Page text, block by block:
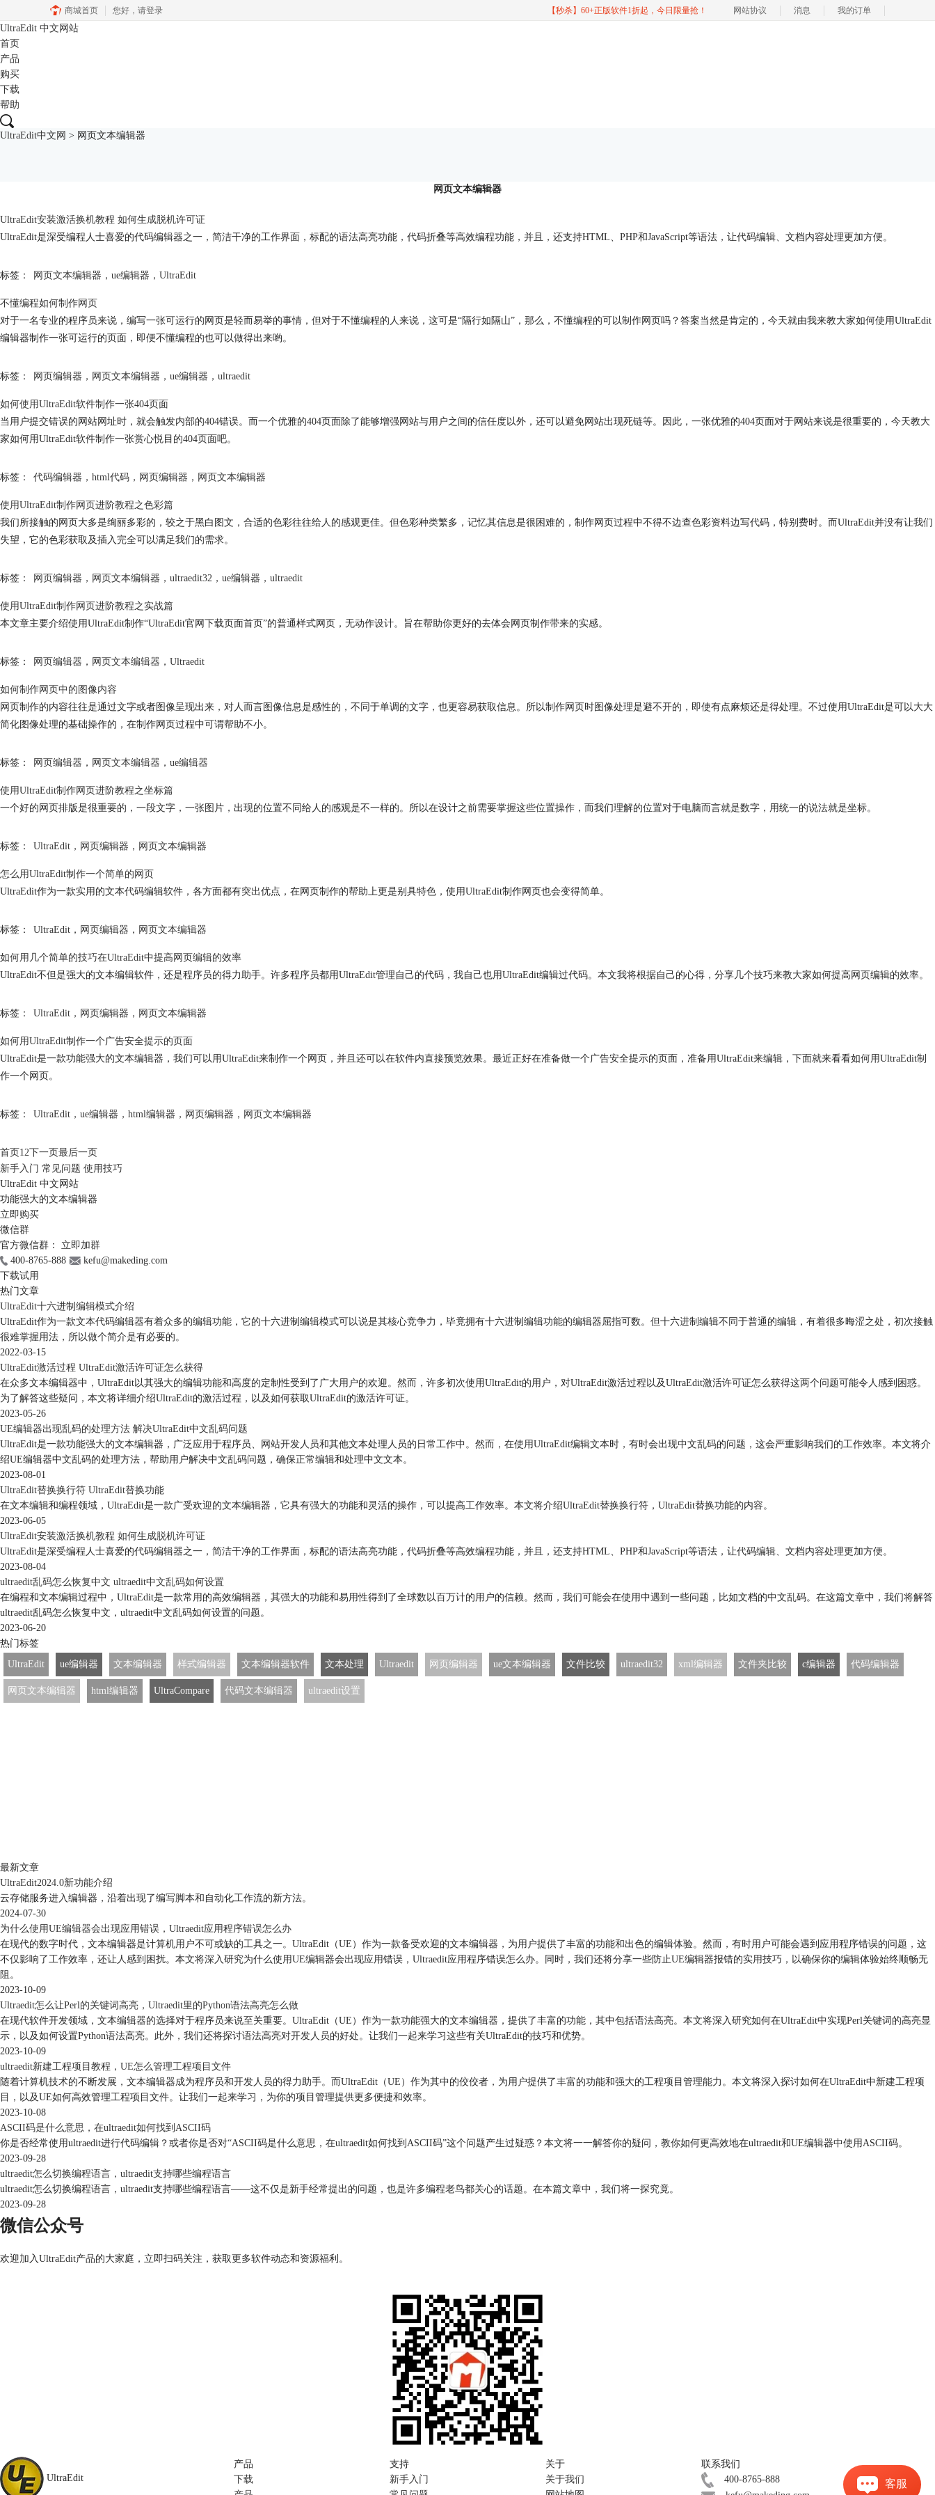
客服
商城首页 您好， 请登录 【秒杀】60+正版软件1折起，今日限量抢！ 网站协议 消息 我的订单
UltraEdit 中文网站
首页
产品
购买
下载
帮助
UltraEdit中文网 > 网页文本编辑器
网页文本编辑器
UltraEdit安装激活换机教程 如何生成脱机许可证
UltraEdit是深受编程人士喜爱的代码编辑器之一，简洁干净的工作界面，标配的语法高亮功能，代码折叠等高效编程功能，并且，还支持HTML、PHP和JavaScript等语法，让代码编辑、文档内容处理更加方便。
标签： 网页文本编辑器 ， ue编辑器 ， UltraEdit
不懂编程如何制作网页
对于一名专业的程序员来说，编写一张可运行的网页是轻而易举的事情，但对于不懂编程的人来说，这可是“隔行如隔山”，那么，不懂编程的可以制作网页吗？答案当然是肯定的，今天就由我来教大家如何使用UltraEdit
编辑器制作一张可运行的页面，即便不懂编程的也可以做得出来哟。
标签： 网页编辑器 ， 网页文本编辑器 ， ue编辑器 ， ultraedit
如何使用UltraEdit软件制作一张404页面
当用户提交错误的网站网址时，就会触发内部的404错误。而一个优雅的404页面除了能够增强网站与用户之间的信任度以外，还可以避免网站出现死链等。因此，一张优雅的404页面对于网站来说是很重要的，今天教大
家如何用UltraEdit软件制作一张赏心悦目的404页面吧。
标签： 代码编辑器 ， html代码 ， 网页编辑器 ， 网页文本编辑器
使用UltraEdit制作网页进阶教程之色彩篇
我们所接触的网页大多是绚丽多彩的，较之于黑白图文，合适的色彩往往给人的感观更佳。但色彩种类繁多，记忆其信息是很困难的，制作网页过程中不得不边查色彩资料边写代码，特别费时。而UltraEdit并没有让我们
失望，它的色彩获取及插入完全可以满足我们的需求。
标签： 网页编辑器 ， 网页文本编辑器 ， ultraedit32 ， ue编辑器 ， ultraedit
使用UltraEdit制作网页进阶教程之实战篇
本文章主要介绍使用UltraEdit制作“UltraEdit官网下载页面首页”的普通样式网页，无动作设计。旨在帮助你更好的去体会网页制作带来的实感。
标签： 网页编辑器 ， 网页文本编辑器 ， Ultraedit
如何制作网页中的图像内容
网页制作的内容往往是通过文字或者图像呈现出来，对人而言图像信息是感性的，不同于单调的文字，也更容易获取信息。所以制作网页时图像处理是避不开的，即使有点麻烦还是得处理。不过使用UltraEdit是可以大大
简化图像处理的基础操作的，在制作网页过程中可谓帮助不小。
标签： 网页编辑器 ， 网页文本编辑器 ， ue编辑器
使用UltraEdit制作网页进阶教程之坐标篇
一个好的网页排版是很重要的，一段文字，一张图片，出现的位置不同给人的感观是不一样的。所以在设计之前需要掌握这些位置操作，而我们理解的位置对于电脑而言就是数字，用统一的说法就是坐标。
标签： UltraEdit ， 网页编辑器 ， 网页文本编辑器
怎么用UltraEdit制作一个简单的网页
UltraEdit作为一款实用的文本代码编辑软件，各方面都有突出优点，在网页制作的帮助上更是别具特色，使用UltraEdit制作网页也会变得简单。
标签： UltraEdit ， 网页编辑器 ， 网页文本编辑器
如何用几个简单的技巧在UltraEdit中提高网页编辑的效率
UltraEdit不但是强大的文本编辑软件，还是程序员的得力助手。许多程序员都用UltraEdit管理自己的代码，我自己也用UltraEdit编辑过代码。本文我将根据自己的心得，分享几个技巧来教大家如何提高网页编辑的效率。
标签： UltraEdit ， 网页编辑器 ， 网页文本编辑器
如何用UltraEdit制作一个广告安全提示的页面
UltraEdit是一款功能强大的文本编辑器，我们可以用UltraEdit来制作一个网页，并且还可以在软件内直接预览效果。最近正好在准备做一个广告安全提示的页面，准备用UltraEdit来编辑，下面就来看看如何用UltraEdit制
作一个网页。
标签： UltraEdit ， ue编辑器 ， html编辑器 ， 网页编辑器 ， 网页文本编辑器
首页12下一页最后一页
新手入门 常见问题 使用技巧
UltraEdit 中文网站
功能强大的文本编辑器
立即购买
微信群
官方微信群： 立即加群
400-8765-888
kefu@makeding.com
下载试用
热门文章
UltraEdit十六进制编辑模式介绍
UltraEdit作为一款文本代码编辑器有着众多的编辑功能，它的十六进制编辑模式可以说是其核心竞争力，毕竟拥有十六进制编辑功能的编辑器屈指可数。但十六进制编辑不同于普通的编辑，有着很多晦涩之处，初次接触
很难掌握用法，所以做个简介是有必要的。
2022-03-15
UltraEdit激活过程 UltraEdit激活许可证怎么获得
在众多文本编辑器中，UltraEdit以其强大的编辑功能和高度的定制性受到了广大用户的欢迎。然而，许多初次使用UltraEdit的用户，对UltraEdit激活过程以及UltraEdit激活许可证怎么获得这两个问题可能令人感到困惑。
为了解答这些疑问，本文将详细介绍UltraEdit的激活过程，以及如何获取UltraEdit的激活许可证。
2023-05-26
UE编辑器出现乱码的处理方法 解决UltraEdit中文乱码问题
UltraEdit是一款功能强大的文本编辑器，广泛应用于程序员、网站开发人员和其他文本处理人员的日常工作中。然而，在使用UltraEdit编辑文本时，有时会出现中文乱码的问题，这会严重影响我们的工作效率。本文将介
绍UE编辑器中文乱码的处理方法，帮助用户解决中文乱码问题，确保正常编辑和处理中文文本。
2023-08-01
UltraEdit替换换行符 UltraEdit替换功能
在文本编辑和编程领域，UltraEdit是一款广受欢迎的文本编辑器，它具有强大的功能和灵活的操作，可以提高工作效率。本文将介绍UltraEdit替换换行符，UltraEdit替换功能的内容。
2023-06-05
UltraEdit安装激活换机教程 如何生成脱机许可证
UltraEdit是深受编程人士喜爱的代码编辑器之一，简洁干净的工作界面，标配的语法高亮功能，代码折叠等高效编程功能，并且，还支持HTML、PHP和JavaScript等语法，让代码编辑、文档内容处理更加方便。
2023-08-04
ultraedit乱码怎么恢复中文 ultraedit中文乱码如何设置
在编程和文本编辑过程中，UltraEdit是一款常用的高效编辑器，其强大的功能和易用性得到了全球数以百万计的用户的信赖。然而，我们可能会在使用中遇到一些问题，比如文档的中文乱码。在这篇文章中，我们将解答
ultraedit乱码怎么恢复中文，ultraedit中文乱码如何设置的问题。
2023-06-20
热门标签
UltraEdit
ue编辑器 文本编辑器 样式编辑器 文本编辑器软件 文本处理 Ultraedit 网页编辑器 ue文本编辑器 文件比较 ultraedit32 xml编辑器 文件夹比较 c编辑器 代码编辑器
网页文本编辑器 html编辑器 UltraCompare 代码文本编辑器 ultraedit设置
最新文章
UltraEdit2024.0新功能介绍
云存储服务进入编辑器，沿着出现了编写脚本和自动化工作流的新方法。
2024-07-30
为什么使用UE编辑器会出现应用错误，Ultraedit应用程序错误怎么办
在现代的数字时代，文本编辑器是计算机用户不可或缺的工具之一。UltraEdit（UE）作为一款备受欢迎的文本编辑器，为用户提供了丰富的功能和出色的编辑体验。然而，有时用户可能会遇到应用程序错误的问题，这
不仅影响了工作效率，还让人感到困扰。本文将深入研究为什么使用UE编辑器会出现应用错误，Ultraedit应用程序错误怎么办。同时，我们还将分享一些防止UE编辑器报错的实用技巧，以确保你的编辑体验始终顺畅无
阻。
2023-10-09
Ultraedit怎么让Perl的关键词高亮，Ultraedit里的Python语法高亮怎么做
在现代软件开发领域，文本编辑器的选择对于程序员来说至关重要。UltraEdit（UE）作为一款功能强大的文本编辑器，提供了丰富的功能，其中包括语法高亮。本文将深入研究如何在UltraEdit中实现Perl关键词的高亮显
示，以及如何设置Python语法高亮。此外，我们还将探讨语法高亮对开发人员的好处。让我们一起来学习这些有关UltraEdit的技巧和优势。
2023-10-09
ultraedit新建工程项目教程，UE怎么管理工程项目文件
随着计算机技术的不断发展，文本编辑器成为程序员和开发人员的得力助手。而UltraEdit（UE）作为其中的佼佼者，为用户提供了丰富的功能和强大的工程项目管理能力。本文将深入探讨如何在UltraEdit中新建工程项
目，以及UE如何高效管理工程项目文件。让我们一起来学习，为你的项目管理提供更多便捷和效率。
2023-10-08
ASCII码是什么意思，在ultraedit如何找到ASCII码
你是否经常使用ultraedit进行代码编辑？或者你是否对“ASCII码是什么意思，在ultraedit如何找到ASCII码”这个问题产生过疑惑？本文将一一解答你的疑问，教你如何更高效地在ultraedit和UE编辑器中使用ASCII码。
2023-09-28
ultraedit怎么切换编程语言，ultraedit支持哪些编程语言
ultraedit怎么切换编程语言，ultraedit支持哪些编程语言——这不仅是新手经常提出的问题，也是许多编程老鸟都关心的话题。在本篇文章中，我们将一探究竟。
2023-09-28
微信公众号
欢迎加入UltraEdit产品的大家庭，立即扫码关注，获取更多软件动态和资源福利。
UltraEdit
产品
下载
支持
新手入门
关于
关于我们
联系我们
400-8765-888